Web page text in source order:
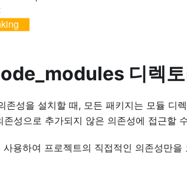
디렉
존성을 설치할 때, 모든 패키지는 모듈 디
성으로 추가되지 않은 의존성에 접근할
용하여 프로젝트의 직접적인 의존성만을